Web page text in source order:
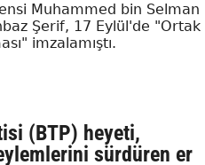
Muhammed bin Selman
Şerif, 17 Eylül'de "Ortak
imzalamıştı.
(BTP) heyeti,
sürdüren er